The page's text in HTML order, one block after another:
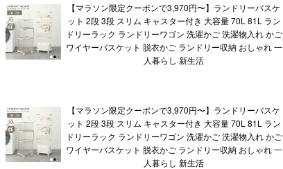
【マラソン限定クーポンで3,970円〜】ランドリーバスケ
ット 2段 3段 スリム キャスター付き 大容量 70L 81L ラン
ドリーラック ランドリーワゴン 洗濯かご 洗濯物入れ かご
ワイヤーバスケット 脱衣かご ランドリー収納 おしゃれ 一
人暮らし 新生活
【マラソン限定クーポンで3,970円〜】ランドリーバスケ
ット 2段 3段 スリム キャスター付き 大容量 70L 81L ラン
ドリーラック ランドリーワゴン 洗濯かご 洗濯物入れ かご
ワイヤーバスケット 脱衣かご ランドリー収納 おしゃれ 一
人暮らし 新生活